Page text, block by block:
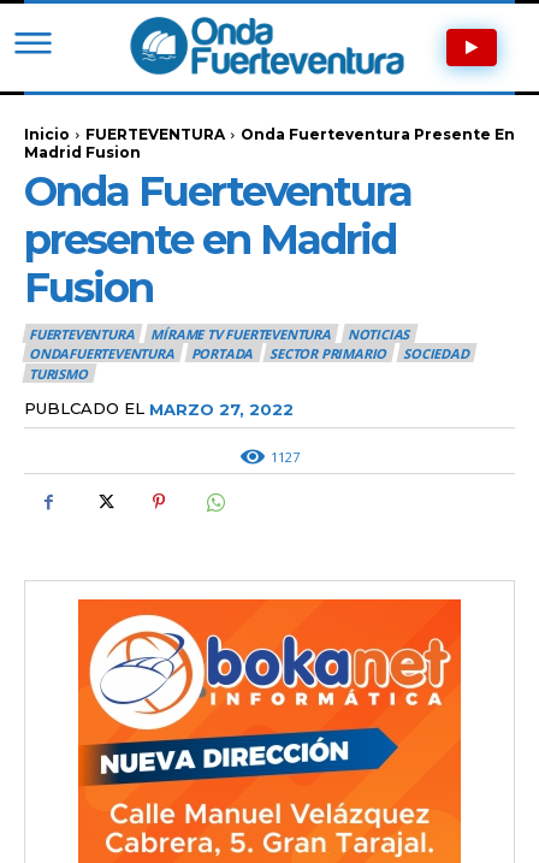
Inicio FUERTEVENTURA
Onda Fuerteventura Presente En
Madrid Fusion
Onda Fuerteventura
presente en Madrid
Fusion
FUERTEVENTURA MÍRAME TV FUERTEVENTURA
NOTICIAS
ONDAFUERTEVENTURA
PORTADA SECTOR PRIMARIO
SOCIEDAD
TURISMO
PUBLCADO EL MARZO 27, 2022
1127